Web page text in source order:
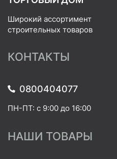
Широкий ассортимент
строительных товаров
КОНТАКТЫ
0800404077
ПН-ПТ: с 9:00 до 16:00
НАШИ ТОВАРЫ